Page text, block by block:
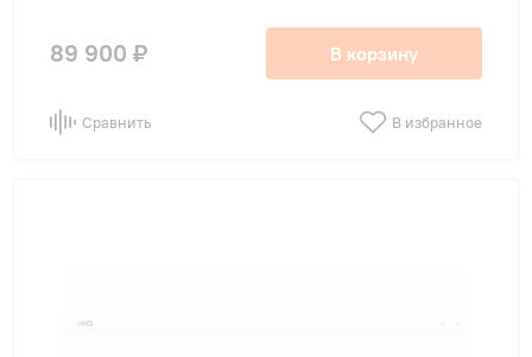
89 900 ₽ В корзину
Сравнить В избранное